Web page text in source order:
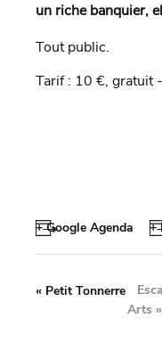
un riche banquier,
Tout public.
Tarif : 10 €, gratuit
+ Google Agenda +
« Petit Tonnerre
Arts »